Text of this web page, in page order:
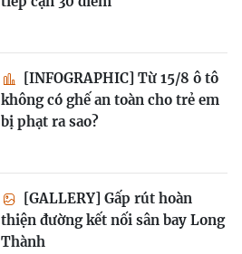
[INFOGRAPHIC] Từ 15/8 ô tô
không có ghế an toàn cho trẻ em
bị phạt ra sao?
[GALLERY] Gấp rút hoàn
thiện đường kết nối sân bay Long
Thành